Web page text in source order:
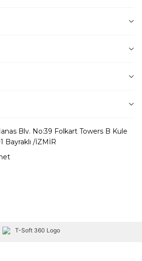
Blv. No:39 Folkart Towers B Kule
Bayraklı /İZMİR